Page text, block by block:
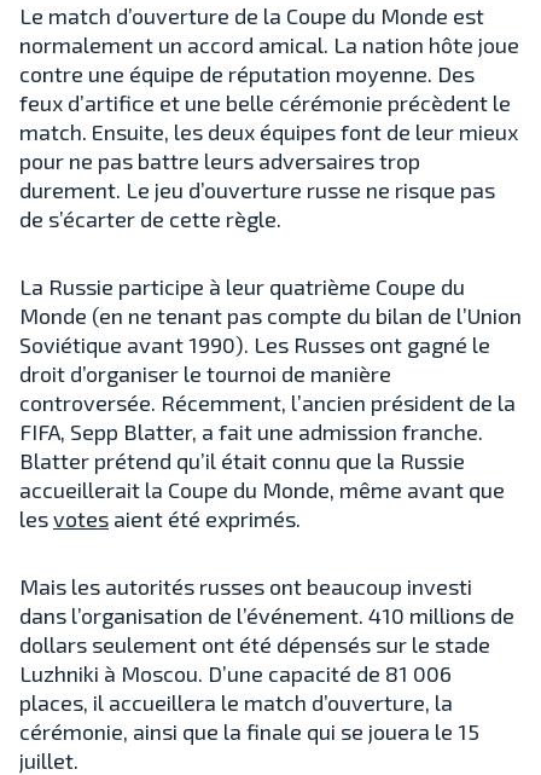
Le match d’ouverture de la Coupe du Monde est
normalement un accord amical. La nation hôte joue
contre une équipe de réputation moyenne. Des
feux d’artifice et une belle cérémonie précèdent le
match. Ensuite, les deux équipes font de leur mieux
pour ne pas battre leurs adversaires trop
durement. Le jeu d’ouverture russe ne risque pas
de s’écarter de cette règle.
La Russie participe à leur quatrième Coupe du
Monde (en ne tenant pas compte du bilan de l’Union
Soviétique avant 1990). Les Russes ont gagné le
droit d’organiser le tournoi de manière
controversée. Récemment, l’ancien président de la
FIFA, Sepp Blatter, a fait une admission franche.
Blatter prétend qu’il était connu que la Russie
accueillerait la Coupe du Monde, même avant que
lesvotes aient été exprimés.
Mais les autorités russes ont beaucoup investi
dans l’organisation de l’événement. 410 millions de
dollars seulement ont été dépensés sur le stade
Luzhniki à Moscou. D’une capacité de 81 006
places, il accueillera le match d’ouverture, la
cérémonie, ainsi que la finale qui se jouera le 15
juillet.